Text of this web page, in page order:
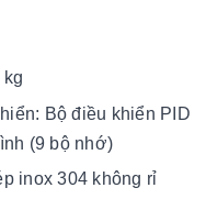
Bộ điều khiển PID
(9 bộ nhớ)
inox 304 không rỉ